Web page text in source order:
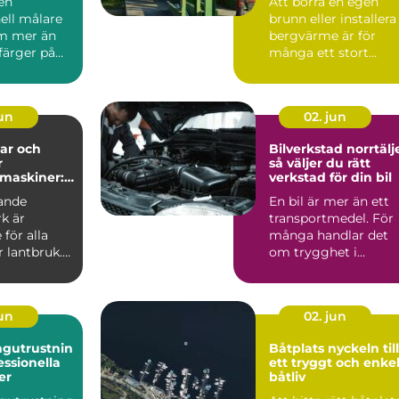
målare
mer än
på
må...
energilösning
brunn eller installera
bergvärme är för
många ett stort
och
på
är
för alla
lantbruk.
02. jun
Bilverkstad
så väljer du rätt
verkstad för din bil
En bil är mer än ett
transportmedel. För
många handlar det
om trygghet i
möjligheten att t...
02. jun
Båtplats nyckeln till
ett tryggt och
båtliv